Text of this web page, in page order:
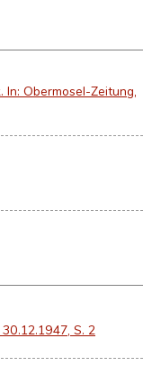
Obermosel-Zeitung,
S. 2